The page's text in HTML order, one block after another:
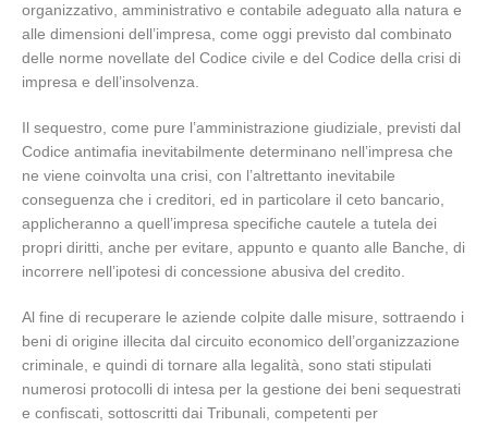
organizzativo, amministrativo e contabile adeguato alla natura e
alle dimensioni dell’impresa, come oggi previsto dal combinato
delle norme novellate del Codice civile e del Codice della crisi di
impresa e dell’insolvenza.
Il sequestro, come pure l’amministrazione giudiziale, previsti dal
Codice antimafia inevitabilmente determinano nell’impresa che
ne viene coinvolta una crisi, con l’altrettanto inevitabile
conseguenza che i creditori, ed in particolare il ceto bancario,
applicheranno a quell’impresa specifiche cautele a tutela dei
propri diritti, anche per evitare, appunto e quanto alle Banche, di
incorrere nell’ipotesi di concessione abusiva del credito.
Al fine di recuperare le aziende colpite dalle misure, sottraendo i
beni di origine illecita dal circuito economico dell’organizzazione
criminale, e quindi di tornare alla legalità, sono stati stipulati
numerosi protocolli di intesa per la gestione dei beni sequestrati
e confiscati, sottoscritti dai Tribunali, competenti per